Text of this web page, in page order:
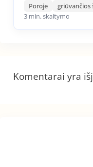
Poroje griūvančios
3 min. skaitymo
Komentarai yra